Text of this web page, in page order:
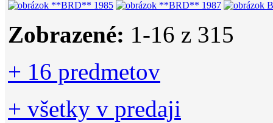
Zobrazené: 1-16 z 315
+ 16 predmetov
+ všetky v predaji